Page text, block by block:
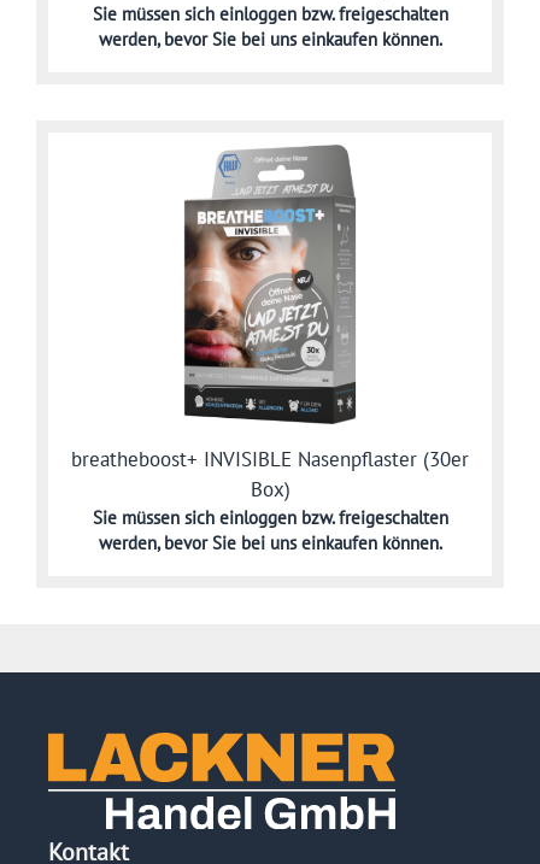
Sie müssen sich einloggen bzw. freigeschalten
werden,bevor Sie bei uns einkaufen können.
breatheboost+ INVISIBLE Nasenpflaster (30er
Box)
Sie müssen sich einloggen bzw. freigeschalten
werden,bevor Sie bei uns einkaufen können.
Kontakt